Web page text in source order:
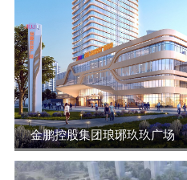
金鹏控股集团琅琊玖玖广场